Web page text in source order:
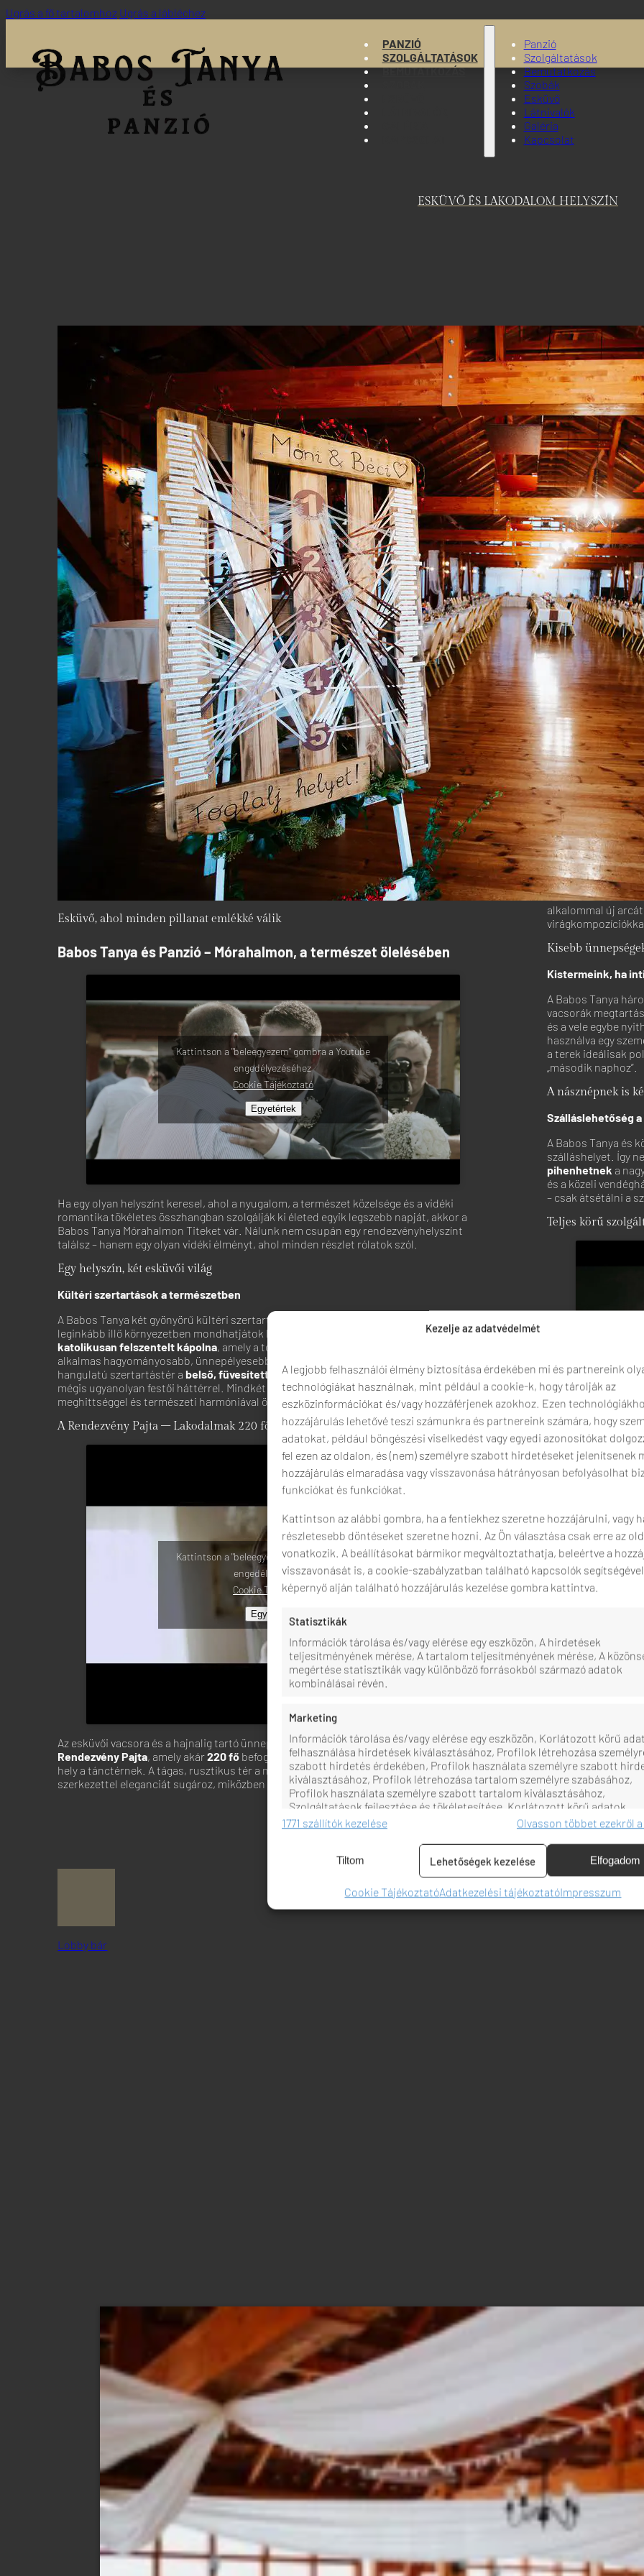
Kezelje az adatvédelmét
A legjobb felhasználói élmény biztosítása érdekében mi és partnereink
technológiákat használnak, mint például a cookie-k, hogy tárolják az
eszközinformációkat és/vagy hozzáférjenek azokhoz. Ezen
hozzájárulás lehetővé teszi számunkra és partnereink számára, hogy
adatokat, például böngészési viselkedést vagy egyedi azonosítókat
fel ezen az oldalon, és (nem) személyre szabott hirdetéseket jelenítsenek
hozzájárulás elmaradása vagy visszavonása hátrányosan befolyásolhat
funkciókat és funkciókat.
Kattintson az alábbi gombra, ha a fentiekhez szeretne hozzájárulni, vagy
részletesebb döntéseket szeretne hozni. Az Ön választása csak erre az
vonatkozik. A beállításokat bármikor megváltoztathatja, beleértve a
visszavonását is, a cookie-szabályzatban található kapcsolók
képernyő alján található hozzájárulás kezelése gombra kattintva.
Statisztikák
Információk tárolása és/vagy elérése egy eszközön, A hirdetések
teljesítményének mérése, A tartalom teljesítményének mérése, A
megértése statisztikák vagy különböző forrásokból származó adatok
kombinálásai révén.
Marketing
Információk tárolása és/vagy elérése egy eszközön, Korlátozott körű
felhasználása hirdetések kiválasztásához, Profilok létrehozása
szabott hirdetés érdekében, Profilok használata személyre szabott
kiválasztásához, Profilok létrehozása tartalom személyre szabásához,
Profilok használata személyre szabott tartalom kiválasztásához,
Szolgáltatások fejlesztése és tökéletesítése, Korlátozott körű adatok
felhasználása tartalom kiválasztásához.
Jellemzők
Más adatforrásokból származó adatok párosítása és kombinálása,
Különböző eszközök összekapcsolása, Eszközök azonosítása
automatikusan továbbított információk alapján.
1771 szállítók kezelése Olvasson többet ezekről
Elfogadom
Tiltom Lehetőségek kezelése
Cookie TájékoztatóAdatkezelési tájékoztatóImpresszum
Ugrás a fő tartalomhoz Ugrás a lábléchez
PANZIÓ
SZOLGÁLTATÁSOK
BEMUTATKOZÁS
Panzió
Szolgáltatások
Bemutatkozás
Szobák
Esküvő
Látnivalók
Galéria
Kapcsolat
ESKÜVŐ ÉS LAKODALOM HELYSZÍN
Esküvő, ahol minden pillanat emlékké válik
Babos Tanya és Panzió – Mórahalmon, a természet ölelésében
Kattintson a "beleegyezem" gombra a Youtube
engedélyezéséhez
Cookie Tájékoztató
Egyetértek
Ha egy olyan helyszínt keresel, ahol a nyugalom, a természet közelsége és a vidéki
romantika tökéletes összhangban szolgálják ki életed egyik legszebb napját, akkor a
Babos Tanya Mórahalmon Titeket vár. Nálunk nem csupán egy rendezvényhelyszínt
találsz – hanem egy olyan vidéki élményt, ahol minden részlet rólatok szól.
Egy helyszín, két esküvői világ
Kültéri szertartások a természetben
A Babos Tanya két gyönyörű kültéri szertartáshelyszínt is kínál, így a stílusotokhoz
leginkább illő környezetben mondhatjátok ki az igent. Az egyik lehetőség egy
katolikusan felszentelt kápolna, amely a tó partján áll, fedett állóhelyekkel, tökéletesen
alkalmas hagyományosabb, ünnepélyesebb ceremóniákra. A másik, családiasabb
hangulatú szertartástér abelső, füvesített udvarunkbantalálható – intimebb légkörrel,
mégis ugyanolyan festői háttérrel. Mindkét helyszín egy kis saját világot teremt, ahol
meghittséggel és természeti harmóniával ölel körbe benneteket a környezet.
A Rendezvény Pajta – Lakodalmak 220 főig
Kattintson a "beleegyezem" gombra a Youtube
engedélyezéséhez
Cookie Tájékoztató
Egyetértek
Az esküvői vacsora és a hajnalig tartó ünneplés helyszíne a hangulatos, fából épült
Rendezvény Pajta, amely akár220 fő befogadására is alkalmas – és még így is marad
hely a tánctérnek. A tágas, rusztikus tér a magas mennyezettel és a természetes fa
szerkezettel eleganciát sugároz, miközben megőrzi a vidéki bájt. A Pajta minden
alkalommal új
Kisebb
Kistermeink, ha
A Babos Tanya
vacsorák
és a vele egybe
használva egy
a terek ideálisak
„második naphoz”.
A násznépnek is
Szálláslehetőség
A Babos Tanya és
szálláshelyet. Így
pihenhetnek a
és a közeli
– csak átsétálni a
Teljes körű
Legyen szó
rugalmasan
nyitottak vagyunk
Kollégáink
Nézzetek körül
Szeretnénk, ha
Instagram
találhattok
Nézzétek meg,
Egy hely, amit a
A Babos Tanya
felejthetetlen
rugalmasságunk
amilyennek
📞 Kérj személyre
igazán szívből jön.
Lobby bár